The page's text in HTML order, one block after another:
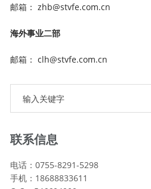
邮箱： zhb@stvfe.com.cn
海外事业二部
邮箱： clh@stvfe.com.cn
联系信息
电话：0755-8291-5298
手机：18688833611